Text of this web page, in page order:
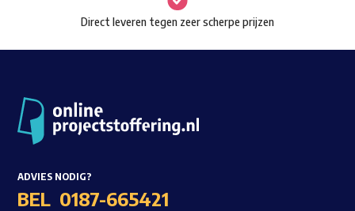
Direct leveren tegen zeer scherpe prijzen
ADVIES NODIG?
BEL 0187-665421